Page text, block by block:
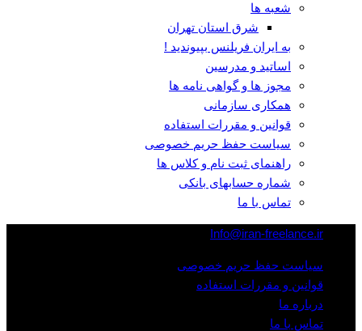
شعبه ها
شرق استان تهران
به ایران فریلنس بپیوندید !
اساتید و مدرسین
مجوز ها و گواهی نامه ها
همکاری سازمانی
قوانین و مقررات استفاده
سیاست حفظ حریم خصوصی
راهنمای ثبت نام و کلاس ها
شماره حسابهای بانکی
تماس با ما
Info@iran-freelance.ir
سیاست حفظ حریم خصوصی
قوانین و مقررات استفاده
درباره ما
تماس با ما